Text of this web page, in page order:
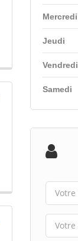
Mercredi
Jeudi
Vendredi
Samedi